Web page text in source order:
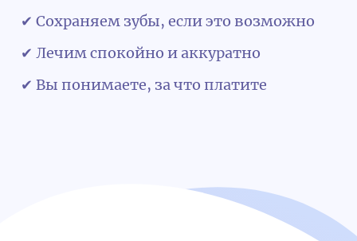
✔ Сохраняем зубы, если это возможно
✔ Лечим спокойно и аккуратно
✔ Вы понимаете, за что платите